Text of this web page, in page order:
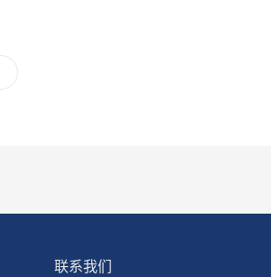
联系我们